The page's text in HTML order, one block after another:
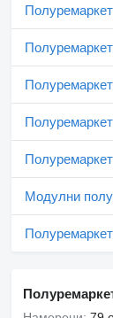
Модулни